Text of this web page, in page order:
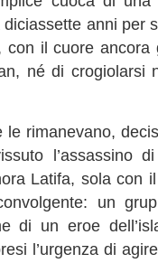
anni per
con il cuore
né di crogiolarsi
rimanevano,
l’assassino
Latifa, sola con
un
di un eroe
l’urgenza di